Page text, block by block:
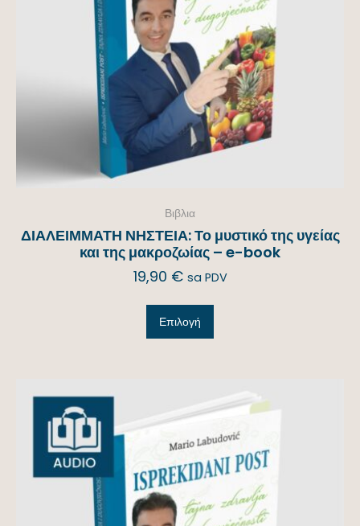
Βιβλια
ΔΙΑΛΕΙΜΜΑΤΗ ΝΗΣΤΕΙΑ: Το μυστικό της υγείας
και της μακροζωίας – e-book
19,90 € sa PDV
Επιλογή